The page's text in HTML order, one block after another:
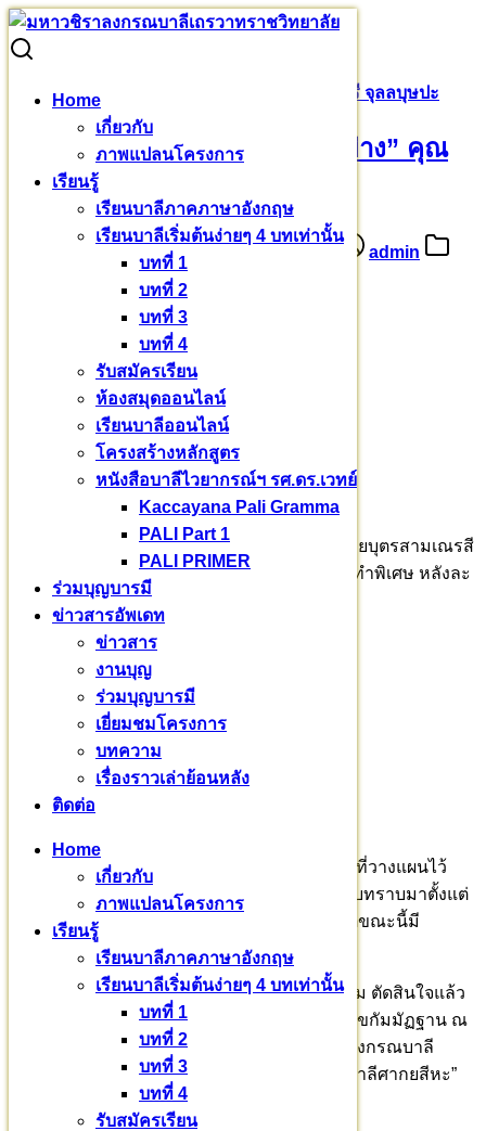
Skip
to
Home
เกี่ยวกับ
ภาพแปลนโครงการ
เรียนรู้
เรียนบาลีภาคภาษาอังกฤษ
เรียนบาลีเริ่มต้นง่ายๆ 4 บทเท่านั้น
บทที่ 1
บทที่ 2
บทที่ 3
บทที่ 4
รับสมัครเรียน
ห้องสมุดออนไลน์
เรียนบาลีออนไลน์
โครงสร้างหลักสูตร
หนังสือบาลีไวยากรณ์ฯ รศ.ดร.เวทย์
Kaccayana Pali Gramma
PALI Part 1
PALI PRIMER
ร่วมบุญบารมี
ข่าวสารอัพเดท
ข่าวสาร
งานบุญ
ร่วมบุญบารมี
เยี่ยมชมโครงการ
บทความ
เรื่องราวเล่าย้อนหลัง
ติดต่อ
Home
เกี่ยวกับ
ภาพแปลนโครงการ
เรียนรู้
เรียนบาลีภาคภาษาอังกฤษ
เรียนบาลีเริ่มต้นง่ายๆ 4 บทเท่านั้น
บทที่ 1
บทที่ 2
บทที่ 3
บทที่ 4
รับสมัครเรียน
Search
ให้ที่พัก ที่อาศัย ชื่อว่า “ให้ทุกอย่าง” คุณจรูญศรี จุลลบุษปะ
ให้ที่พัก ที่อาศัย ชื่อว่า “ให้ทุกอย่าง” คุณ
จรูญศรี จุลลบุษปะ
15 พฤษภาคม 2566
admin
ชื่อว่า “ให้ทุกอย่าง”
สร้างเตียง ประจำที่พัก
ถวายศากยบุตรสามเณรสีหะ
ขอเชิญร่วมบุญอุปถัมภ์สร้างเตียงนอนถวายศากยบุตรสามเณรสี
หะ และพระพี่เลี้ยง จำนวน ๗๐ รูป เตียงเหล็กสั่งทำพิเศษ หลังละ
๔,๗๐๐ บาท
เชิญ​บริจาค​สมทบตามศรัทธา
สนับสนุนอุปถัมภ์โครงการ
ธนาคารกรุงไทย สาขากำแพงแสน
ชื่อบัญชี : กองทุนพัฒนาศากยบุตรสามเณรสีหะ
ในปีการศึกษาที่ ๑/๒๕๖๖ ตั้งเป้าหมายโครงการที่วางแผนไว้
และได้ประกาศเจตนารมณ์ ให้สาธารณชนได้รับทราบมาตั้งแต่
ต้น “รับเข้าศึกษาได้เพียงปีละ ๓๐ รูป” เท่านั้น​ แต่ขณะนี้​มี
สามเณร​สมัครเข้าโครงการ​ ๖๐ รูป​
ท่านอาจารย์เจ้าคุณพระธรรมวชิราจารย์ และผม ตัดสินใจแล้ว
รับศากยบุตรสามเณรสีหะที่กำลังฝึกปฏิบัติอารักขกัมมัฏฐาน ณ
เทือกเขาภูพาน เข้าเป็นนักเรียนแห่งมหาวชิราลงกรณบาลี
เถรวาทราชวิทยาลัย เรียนในหลักสูตร “เตปิฏกบาลีศากยสีหะ”
Pali English Program ทุกรูป